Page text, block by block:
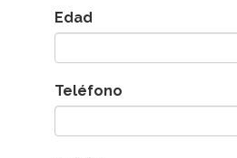
Edad
Teléfono